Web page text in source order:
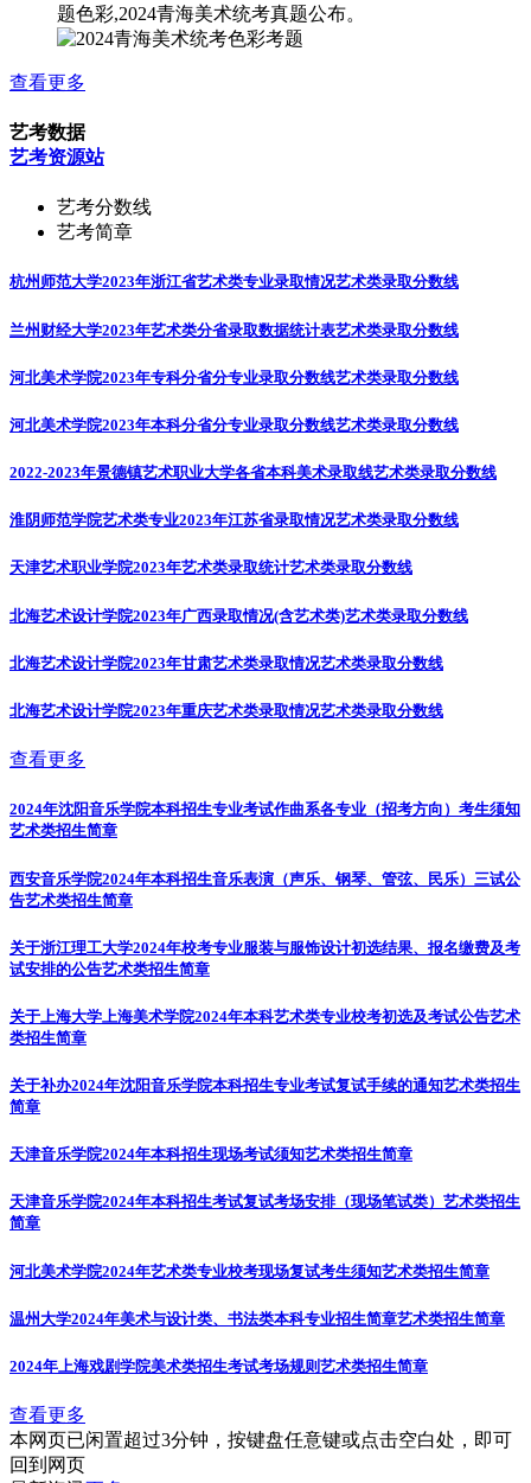
题色彩,2024青海美术统考真题公布。
查看更多
艺考数据
艺考资源站
艺考分数线
艺考简章
杭州师范大学2023年浙江省艺术类专业录取情况艺术类录取分数线
兰州财经大学2023年艺术类分省录取数据统计表艺术类录取分数线
河北美术学院2023年专科分省分专业录取分数线艺术类录取分数线
河北美术学院2023年本科分省分专业录取分数线艺术类录取分数线
2022-2023年景德镇艺术职业大学各省本科美术录取线艺术类录取分数线
淮阴师范学院艺术类专业2023年江苏省录取情况艺术类录取分数线
天津艺术职业学院2023年艺术类录取统计艺术类录取分数线
北海艺术设计学院2023年广西录取情况(含艺术类)艺术类录取分数线
北海艺术设计学院2023年甘肃艺术类录取情况艺术类录取分数线
北海艺术设计学院2023年重庆艺术类录取情况艺术类录取分数线
查看更多
2024年沈阳音乐学院本科招生专业考试作曲系各专业（招考方向）考生须知
艺术类招生简章
西安音乐学院2024年本科招生音乐表演（声乐、钢琴、管弦、民乐）三试公
告艺术类招生简章
关于浙江理工大学2024年校考专业服装与服饰设计初选结果、报名缴费及考
试安排的公告艺术类招生简章
关于上海大学上海美术学院2024年本科艺术类专业校考初选及考试公告艺术
类招生简章
关于补办2024年沈阳音乐学院本科招生专业考试复试手续的通知艺术类招生
简章
天津音乐学院2024年本科招生现场考试须知艺术类招生简章
天津音乐学院2024年本科招生考试复试考场安排（现场笔试类） 艺术类招生
简章
河北美术学院2024年艺术类专业校考现场复试考生须知艺术类招生简章
温州大学2024年美术与设计类、书法类本科专业招生简章艺术类招生简章
2024年上海戏剧学院美术类招生考试考场规则艺术类招生简章
查看更多
本网页已闲置超过3分钟，按键盘任意键或点击空白处，即可
回到网页